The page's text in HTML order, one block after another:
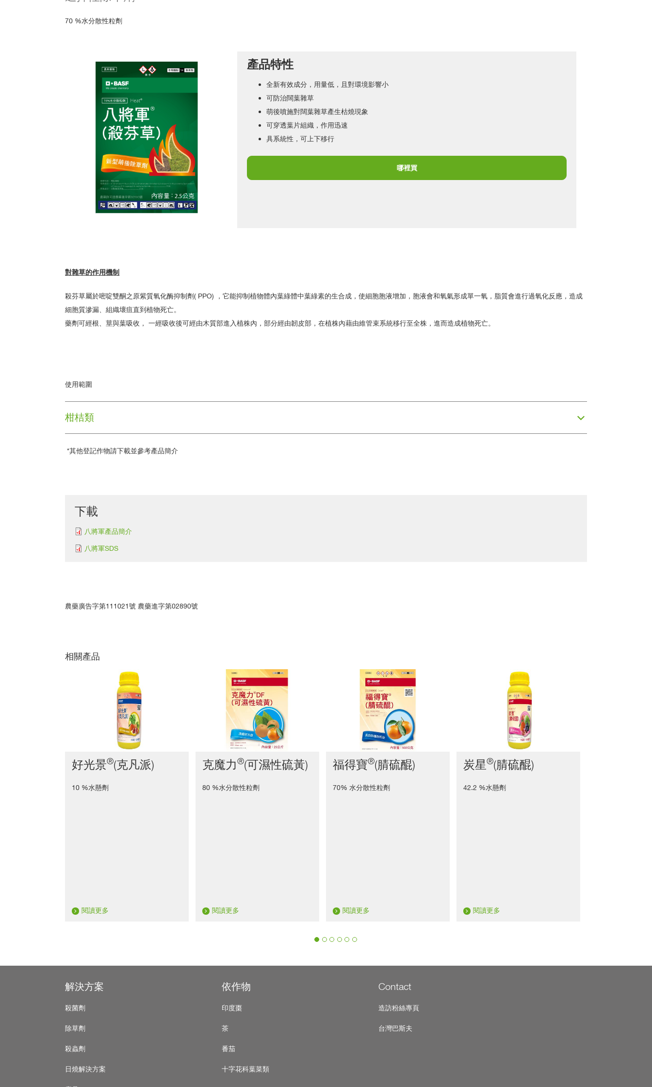
70 %水分散性粒劑
產品特性
全新有效成分，用量低，且對環境影響小
可防治闊葉雜草
萌後噴施對闊葉雜草產生枯燒現象
可穿透葉片組織，作用迅速
具系統性，可上下移行
哪裡買
對雜草的作用機制
殺芬草屬於嘧啶雙酮之原紫質氧化酶抑制劑( PPO) ，它能抑制植物體內葉綠體中葉綠素的生合成，使細胞胞液增加，胞液會和氧氣形成單一氧，脂質會進行過氧化反應，造成
細胞質滲漏、組織壞疽直到植物死亡。
藥劑可經根、莖與葉吸收， 一經吸收後可經由木質部進入植株內，部分經由韌皮部，在植株內藉由維管束系統移行至全株，進而造成植物死亡。
使用範圍
柑桔類
*其他登記作物請下載並參考產品簡介
下載
八將軍產品簡介
八將軍SDS
農藥廣告字第111021號 農藥進字第02890號
相關產品
好光景®(克凡派)
10 %水懸劑
閱讀更多
克魔力®(可濕性硫黃)
80 %水分散性粒劑
閱讀更多
福得寶®(腈硫醌)
70% 水分散性粒劑
閱讀更多
炭星®(腈硫醌)
42.2 %水懸劑
閱讀更多
Footer
解決方案
殺菌劑
除草劑
殺蟲劑
日燒解決方案
依作物
印度棗
茶
番茄
十字花科葉菜類
Contact
造訪粉絲專頁
台灣巴斯夫